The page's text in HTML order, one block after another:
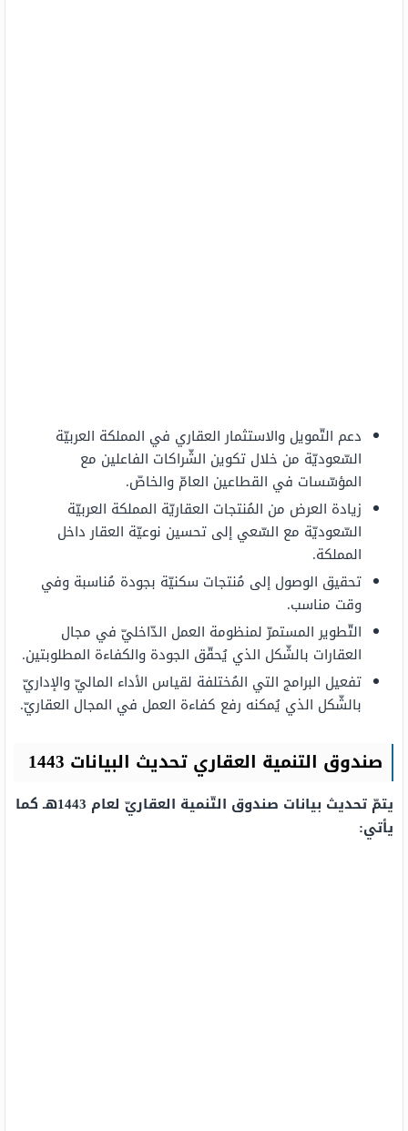
دعم التّمويل والاستثمار العقاري في المملكة العربيّة
السّعوديّة من خلال تكوين الشّراكات الفاعلين مع
المؤسّسات في القطاعين العامّ والخاصّ.
زيادة العرض من المُنتجات العقاريّة المملكة العربيّة
السّعوديّة مع السّعي إلى تحسين نوعيّة العقار داخل
المملكة.
تحقيق الوصول إلى مُنتجات سكنيّة بجودة مُناسبة وفي
وقت مناسب.
التّطوير المستمرّ لمنظومة العمل الدّاخليّ في مجال
العقارات بالشّكل الذي يُحقّق الجودة والكفاءة المطلوبتين.
تفعيل البرامج التي المُختلفة لقياس الأداء الماليّ والإداريّ
بالشّكل الذي يُمكنه رفع كفاءة العمل في المجال العقاريّ.
صندوق التنمية العقاري تحديث البيانات 1443
يتمّ تحديث بيانات صندوق التّنمية العقاريّ لعام 1443هـ كما
يأتي: